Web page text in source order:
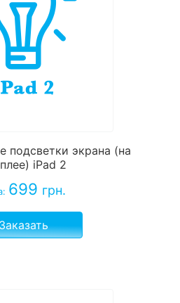
подсветки экрана (на
iPad 2
699 грн.